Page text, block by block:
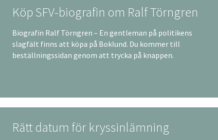
Köp SFV-biografin om Ralf Törngren
Biografin Ralf Törngren – En gentleman på politikens
slagfält finns att köpa på Boklund. Du kommer till
beställningssidan genom att trycka på knappen.
Rätt datum för kryssinlämning